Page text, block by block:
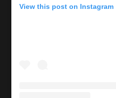
View this post on Instagram